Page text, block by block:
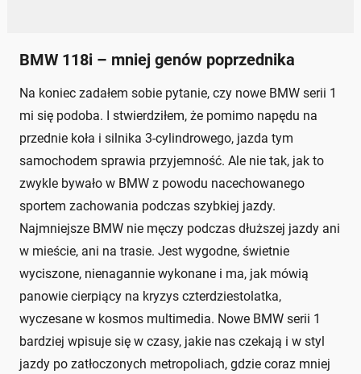
BMW 118i – mniej genów poprzednika
Na koniec zadałem sobie pytanie, czy nowe BMW serii 1
mi się podoba. I stwierdziłem, że pomimo napędu na
przednie koła i silnika 3-cylindrowego, jazda tym
samochodem sprawia przyjemność. Ale nie tak, jak to
zwykle bywało w BMW z powodu nacechowanego
sportem zachowania podczas szybkiej jazdy.
Najmniejsze BMW nie męczy podczas dłuższej jazdy ani
w mieście, ani na trasie. Jest wygodne, świetnie
wyciszone, nienagannie wykonane i ma, jak mówią
panowie cierpiący na kryzys czterdziestolatka,
wyczesane w kosmos multimedia. Nowe BMW serii 1
bardziej wpisuje się w czasy, jakie nas czekają i w styl
jazdy po zatłoczonych metropoliach, gdzie coraz mniej